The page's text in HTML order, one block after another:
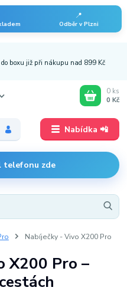
📍
Odběr v Plzni
Nabídka 📲
boxu již při nákupu nad 899 Kč
telefonu zde
0 ks
0 Kč
Nabíječky - Vivo X200 Pro
X200 Pro –